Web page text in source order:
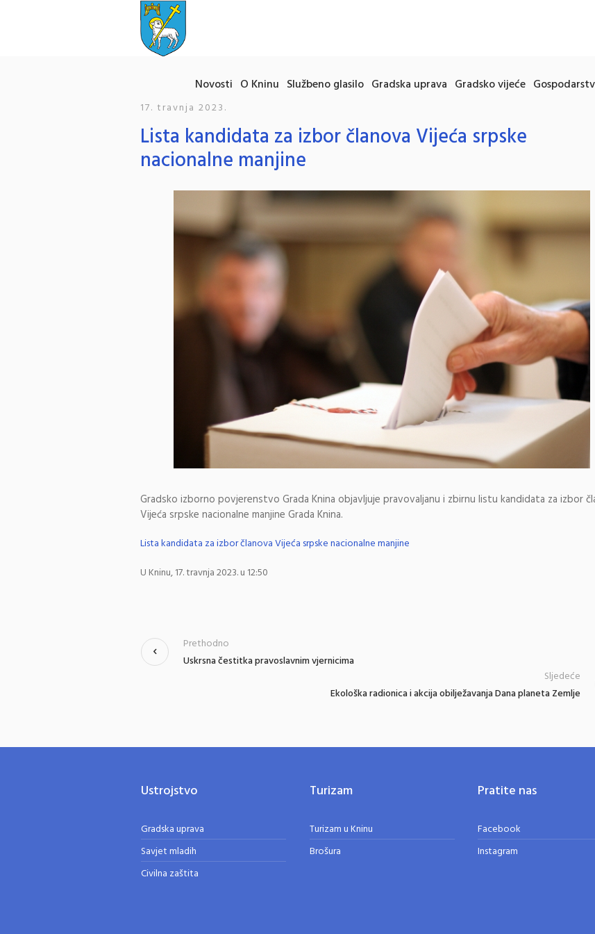
Novosti O Kninu Službeno glasilo Gradska uprava Gradsko vijeće
17. travnja 2023.
Lista kandidata za izbor članova Vijeća srpske
nacionalne manjine
Gradsko izborno povjerenstvo Grada Knina objavljuje pravovaljanu i zbirnu listu kandidata za izbor
Vijeća srpske nacionalne manjine Grada Knina.
Lista kandidata za izbor članova Vijeća srpske nacionalne manjine
U Kninu, 17. travnja 2023. u 12:50
Uskrsna čestitka pravoslavnim vjernicima
Prethodno
Ekološka radionica i akcija obilježavanja Dana planeta Zemlje
Sljedeće
Ustrojstvo
Gradska uprava
Savjet mladih
Civilna zaštita
Turizam
Turizam u Kninu
Brošura
Pratite nas
Facebook
Instagram